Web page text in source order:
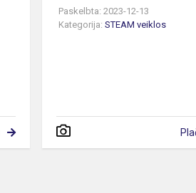
Paskelbta: 2023-12-13
Kategorija:STEAM veiklos